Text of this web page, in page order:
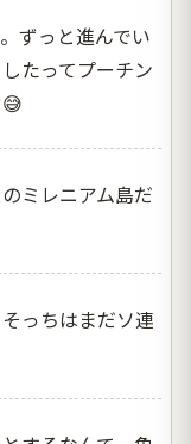
ずっと進んでい
たってプーチン
ミレニアム島だ
っちはまだソ連